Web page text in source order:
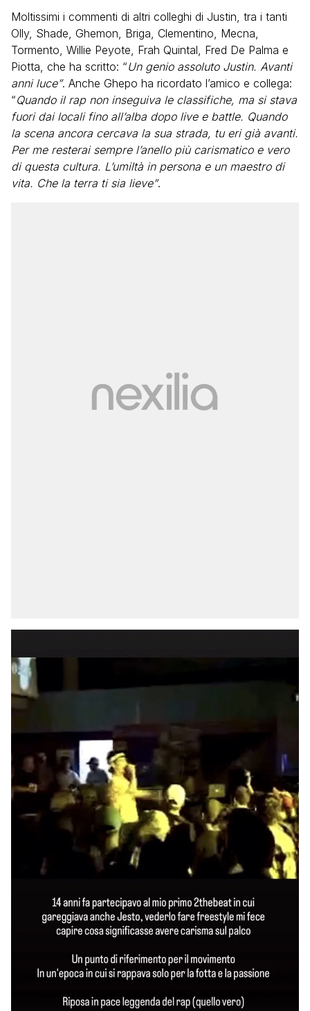
Moltissimi i commenti di altri colleghi di Justin, tra i tanti
Olly, Shade, Ghemon, Briga, Clementino, Mecna,
Tormento, Willie Peyote, Frah Quintal, Fred De Palma e
Piotta, che ha scritto: “Un genio assoluto Justin. Avanti
anni luce”. Anche Ghepo ha ricordato l’amico e collega:
“Quando il rap non inseguiva le classifiche, ma si stava
fuori dai locali fino all’alba dopo live e battle. Quando
la scena ancora cercava la sua strada, tu eri già avanti.
Per me resterai sempre l’anello più carismatico e vero
di questa cultura. L’umiltà in persona e un maestro di
vita. Che la terra ti sia lieve”.